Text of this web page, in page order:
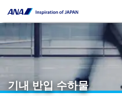
기내 반입 수하물